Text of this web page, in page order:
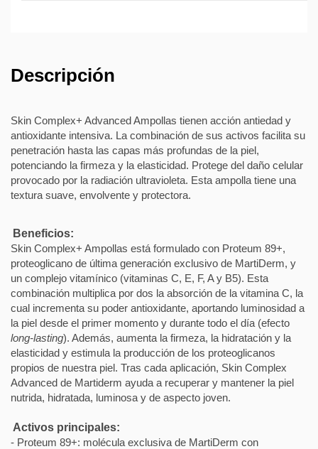
Descripción
Skin Complex+ Advanced Ampollas tienen acción antiedad y
antioxidante intensiva. La combinación de sus activos facilita su
penetración hasta las capas más profundas de la piel,
potenciando la firmeza y la elasticidad. Protege del daño celular
provocado por la radiación ultravioleta. Esta ampolla tiene una
textura suave, envolvente y protectora.
Beneficios:
Skin Complex+ Ampollas está formulado con Proteum 89+,
proteoglicano de última generación exclusivo de MartiDerm, y
un complejo vitamínico (vitaminas C, E, F, A y B5). Esta
combinación multiplica por dos la absorción de la vitamina C, la
cual incrementa su poder antioxidante, aportando luminosidad a
la piel desde el primer momento y durante todo el día (efecto
long-lasting). Además, aumenta la firmeza, la hidratación y la
elasticidad y estimula la producción de los proteoglicanos
propios de nuestra piel. Tras cada aplicación, Skin Complex
Advanced de Martiderm ayuda a recuperar y mantener la piel
nutrida, hidratada, luminosa y de aspecto joven.
Activos principales:
- Proteum 89+: molécula exclusiva de MartiDerm con